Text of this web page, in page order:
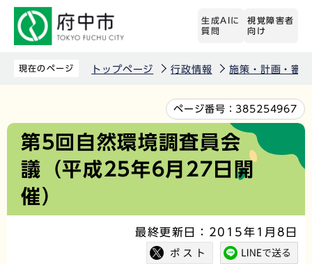
先
生成AIに
質問
視覚障害者
向け
現在のページ トップページ 行政情報 施策・計画・審
文
ページ番号： 385254967
第5回自然環境調査員会
議（平成25年6月27日開
催）
最終更新日：2015年1月8日